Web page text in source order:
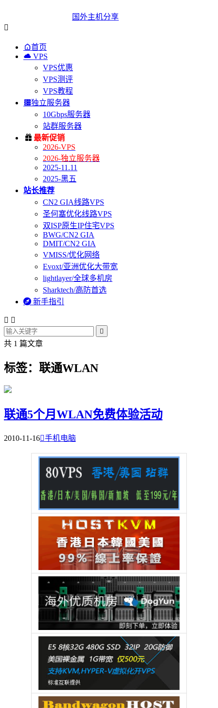
国外主机分享

首页
 VPS
VPS优惠
VPS测评
VPS教程
独立服务器
10Gbps服务器
站群服务器
 最新促销
2026-VPS
2026-独立服务器
2025-11.11
2025-黑五
站长推荐
CN2 GIA线路VPS
圣何塞优化线路VPS
双ISP原生IP住宅VPS
BWG/CN2 GIA
DMIT/CN2 GIA
VMISS/优化网络
Evoxt/亚洲优化大带宽
lightlayer/全球多机房
Sharktech/高防首选
 新手指引
 

共 1 篇文章
标签：联通WLAN
联通5个月WLAN免费体验活动
2010-11-16手机电脑